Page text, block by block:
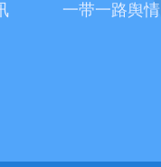
一带一路舆情